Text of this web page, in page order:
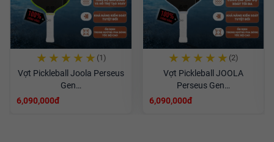
★ ★ ★ ★ ★ (1)
Vợt Pickleball Joola Perseus
Gen…
6,090,000đ
★ ★ ★ ★ ★ (2)
Vợt Pickleball JOOLA
Perseus Gen…
6,090,000đ